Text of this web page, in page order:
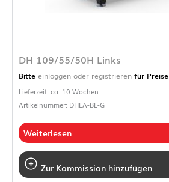
DH 109/55/50H Links
Bitte einloggen oder registrieren für Preise
Lieferzeit: ca. 10 Wochen
Artikelnummer: DHLA-BL-G
Weiterlesen
Zur Kommission hinzufügen